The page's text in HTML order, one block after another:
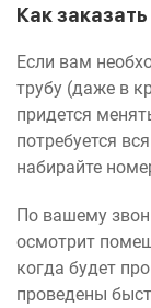
Как
Если вам
трубу (даже в
придется
потребуется
набирайте
По вашему
осмотрит
когда будет
проведены